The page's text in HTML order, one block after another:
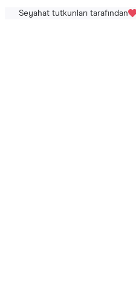
Seyahat tutkunları tarafından